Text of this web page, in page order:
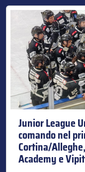
Junior League
comando nel
Cortina/
Academy e